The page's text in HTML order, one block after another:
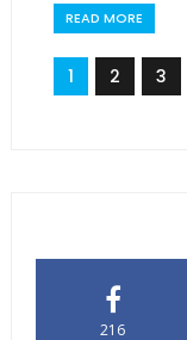
READ MORE
1 2 3
216